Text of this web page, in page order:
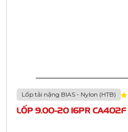
Lốp tải nặng BIAS - Nylon (HTB)
LỐP 9.00-20 16PR CA402F